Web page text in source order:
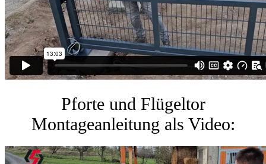
Pforte und Flügeltor
Montageanleitung als Video: